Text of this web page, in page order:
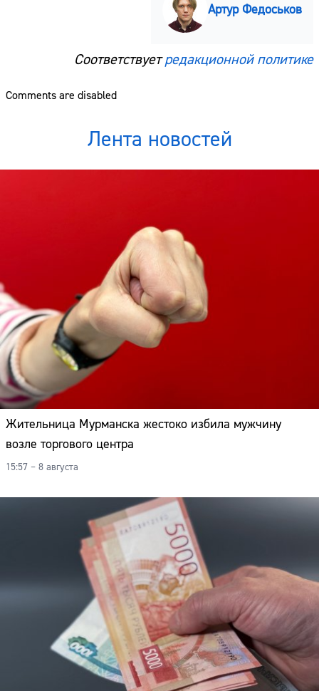
Артур Федоськов
Соответствуетредакционной политике
Comments are disabled
Лента новостей
Жительница Мурманска жестоко избила мужчину
возле торгового центра
15:57 – 8 августа